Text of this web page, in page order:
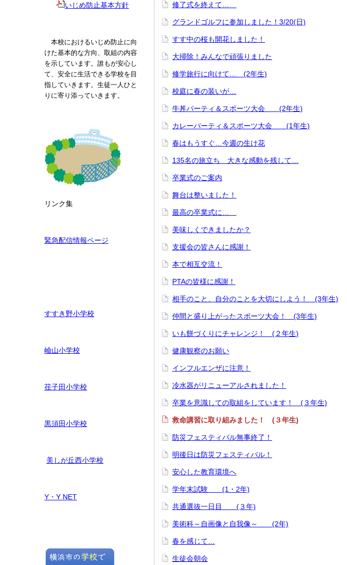
いじめ防止基本方針
本校におけるいじめ防止に向
けた基本的な方向、取組の内容
を示しています。誰もが安心し
て、安全に生活できる学校を目
指していきます。生徒一人ひと
りに寄り添っていきます。
リンク集
緊急配信情報ページ
すすき野小学校
嶮山小学校
荏子田小学校
黒須田小学校
美しが丘西小学校
Y・Y NET
修了式を終えて…
グランドゴルフに参加しました！3/20(日)
すす中の桜も開花しました！
大掃除！みんなで頑張りました
修学旅行に向けて… (2年生)
校庭に春の装いが…
牛丼パーティ＆スポーツ大会 (2年生)
カレーパーティ＆スポーツ大会 (1年生)
春はもうすぐ…今週の生け花
135名の旅立ち 大きな感動を残して…
卒業式のご案内
舞台は整いました！
最高の卒業式に…
美味しくできましたか？
支援会の皆さんに感謝！
本で相互交流！
PTAの皆様に感謝！
相手のこと、自分のことを大切にしよう！ (3年生)
仲間と盛り上がったスポーツ大会！ (3年生)
いも餅づくりにチャレンジ！ (２年生)
健康観察のお願い
インフルエンザに注意！
冷水器がリニューアルされました！
卒業を意識しての取組をしています！ (３年生)
救命講習に取り組みました！ (３年生)
防災フェスティバル無事終了！
明後日は防災フェスティバル！
安心した教育環境へ
学年末試験 (1・2年)
共通選抜一日目 (３年)
美術科～自画像と自我像～ (2年)
春を感じて…
生徒会朝会